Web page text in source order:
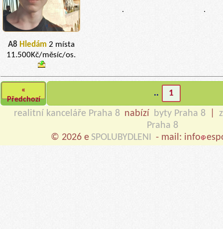
A8 Hledám 2 místa
11.500Kč/měsíc/os.
. .
«
Předchozí
.. 1
realitní kanceláře Praha 8 nabízí byty Praha 8
Praha 8
© 2026 e SPOLUBYDLENI - mail: info